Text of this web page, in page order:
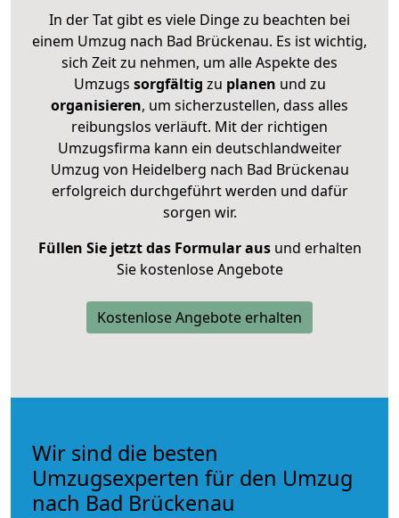
In der Tat gibt es viele Dinge zu beachten bei
einem Umzug nach Bad Brückenau. Es ist wichtig,
sich Zeit zu nehmen, um alle Aspekte des
Umzugs sorgfältig zu planen und zu
organisieren, um sicherzustellen, dass alles
reibungslos verläuft. Mit der richtigen
Umzugsfirma kann ein deutschlandweiter
Umzug von Heidelberg nach Bad Brückenau
erfolgreich durchgeführt werden und dafür
sorgen wir.
Füllen Sie jetzt das Formular ausund erhalten
Sie kostenlose Angebote
Kostenlose Angebote erhalten
Wir sind die besten
Umzugsexperten für den Umzug
nach Bad Brückenau